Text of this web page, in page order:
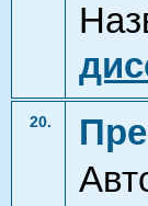
20.